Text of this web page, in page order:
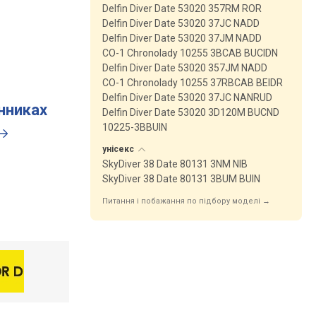
Delfin Diver Date 53020 357RM ROR
Delfin Diver Date 53020 37JC NADD
Delfin Diver Date 53020 37JM NADD
CO-1 Chronolady 10255 3BCAB BUCIDN
Delfin Diver Date 53020 357JM NADD
CO-1 Chronolady 10255 37RBCAB BEIDR
Delfin Diver Date 53020 37JC NANRUD
Delfin Diver Date 53020 3D120M BUCND
10225-3BBUIN
унісекс
SkyDiver 38 Date 80131 3NM NIB
SkyDiver 38 Date 80131 3BUM BUIN
Питання і побажання по підбору моделі →